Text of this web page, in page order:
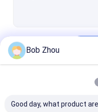
Bob Zhou
Good day, what product